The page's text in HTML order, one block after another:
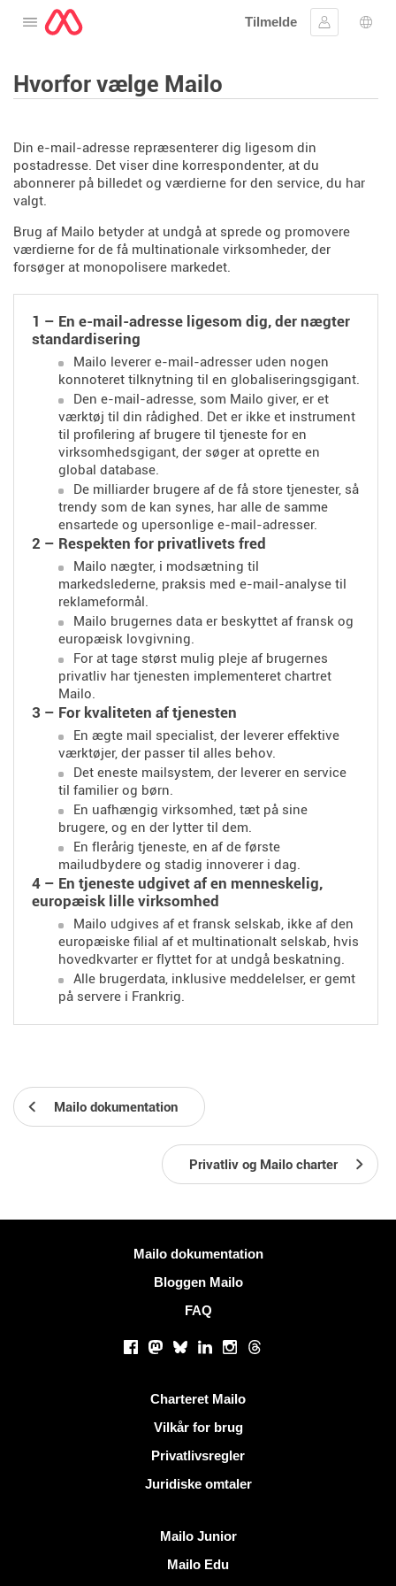
Åbne menuen
Tilmelde
Log ind
Hvorfor vælge Mailo
Din e-mail-adresse repræsenterer dig ligesom din
postadresse. Det viser dine korrespondenter, at du
abonnerer på billedet og værdierne for den service, du har
valgt.
Brug af Mailo betyder at undgå at sprede og promovere
værdierne for de få multinationale virksomheder, der
forsøger at monopolisere markedet.
1 – En e-mail-adresse ligesom dig, der nægter
standardisering
Mailo leverer e-mail-adresser uden nogen
konnoteret tilknytning til en globaliseringsgigant.
Den e-mail-adresse, som Mailo giver, er et
værktøj til din rådighed. Det er ikke et instrument
til profilering af brugere til tjeneste for en
virksomhedsgigant, der søger at oprette en
global database.
De milliarder brugere af de få store tjenester, så
trendy som de kan synes, har alle de samme
ensartede og upersonlige e-mail-adresser.
2 – Respekten for privatlivets fred
Mailo nægter, i modsætning til
markedslederne, praksis med e-mail-analyse til
reklameformål.
Mailo brugernes data er beskyttet af fransk og
europæisk lovgivning.
For at tage størst mulig pleje af brugernes
privatliv har tjenesten implementeret chartret
Mailo.
3 – For kvaliteten af ​​tjenesten
En ægte mail specialist, der leverer effektive
værktøjer, der passer til alles behov.
Det eneste mailsystem, der leverer en service
til familier og børn.
En uafhængig virksomhed, tæt på sine
brugere, og en der lytter til dem.
En flerårig tjeneste, en af ​​de første
mailudbydere og stadig innoverer i dag.
4 – En tjeneste udgivet af en menneskelig,
europæisk lille virksomhed
Mailo udgives af et fransk selskab, ikke af den
europæiske filial af et multinationalt selskab, hvis
hovedkvarter er flyttet for at undgå beskatning.
Alle brugerdata, inklusive meddelelser, er gemt
på servere i Frankrig.
Mailo dokumentation
Privatliv og Mailo charter
Mailo dokumentation
Bloggen Mailo
FAQ
Facebook
Mastodon
BlueskyLinkedInInstagram
Threads
Charteret Mailo
Vilkår for brug
Privatlivsregler
Juridiske omtaler
Mailo Junior
Mailo Edu